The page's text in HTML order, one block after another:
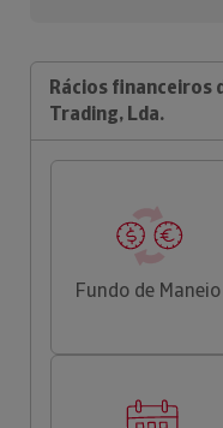
Rácios financeiros
Trading, Lda.
Fundo de Maneio